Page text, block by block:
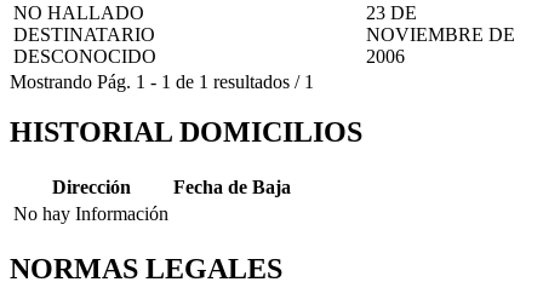
NO HALLADO
DESTINATARIO
DESCONOCIDO
23 DE
NOVIEMBRE DE
2006
Mostrando Pág. 1 - 1 de 1 resultados / 1
HISTORIAL DOMICILIOS
Dirección
Fecha de Baja
No hay Información
NORMAS LEGALES